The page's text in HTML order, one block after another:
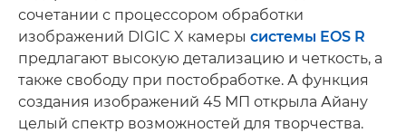
сочетании с процессором обработки
изображений DIGIC X камеры системы EOS R
предлагают высокую детализацию и четкость, а
также свободу при постобработке. А функция
создания изображений 45 МП открыла Айану
целый спектр возможностей для творчества.